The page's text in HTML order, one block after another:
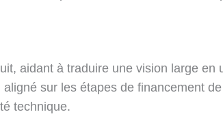
aidant à traduire une vision large en
aligné sur les étapes de financement
technique.